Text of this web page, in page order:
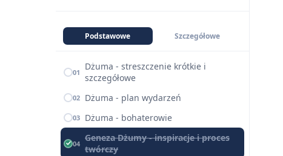
Podstawowe Szczegółowe
01
Dżuma - streszczenie krótkie i
szczegółowe
02 Dżuma - plan wydarzeń
03 Dżuma - bohaterowie
04 Geneza Dżumy - inspiracje i proces
twórczy